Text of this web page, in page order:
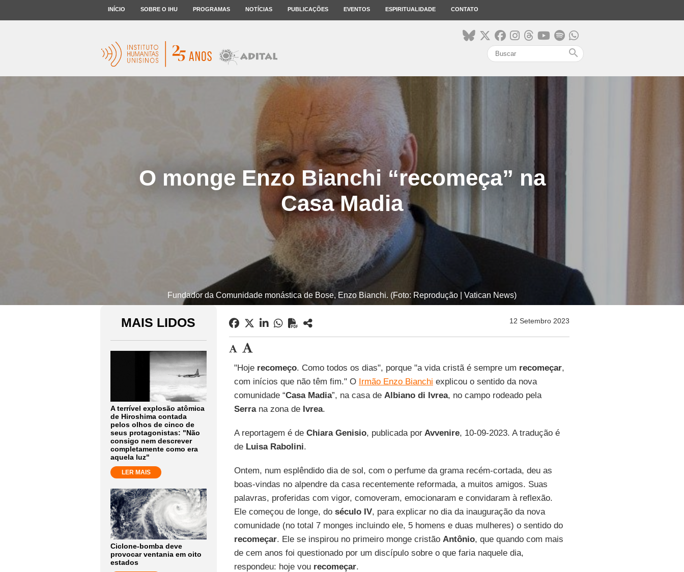
INÍCIO SOBRE O IHU PROGRAMAS NOTÍCIAS PUBLICAÇÕES EVENTOS ESPIRITUALIDADE CONTATO
search
O monge Enzo Bianchi “recomeça” na
Casa Madia
Fundador da Comunidade monástica de Bose, Enzo Bianchi. (Foto: Reprodução | Vatican News)
MAIS LIDOS
A terrível explosão atômica
de Hiroshima contada
pelos olhos de cinco de
seus protagonistas: "Não
consigo nem descrever
completamente como era
aquela luz"
LER MAIS
Ciclone-bomba deve
provocar ventania em oito
estados
12 Setembro 2023
"Hojerecomeço. Como todos os dias", porque "a vida cristã é sempre um recomeçar,
com inícios que não têm fim." O Irmão Enzo Bianchi explicou o sentido da nova
comunidade “Casa Madia”, na casa de Albiano di Ivrea, no campo rodeado pela
Serrana zona deIvrea.
A reportagem é de Chiara Genisio, publicada por Avvenire, 10-09-2023. A tradução é
de Luisa Rabolini.
Ontem, num esplêndido dia de sol, com o perfume da grama recém-cortada, deu as
boas-vindas no alpendre da casa recentemente reformada, a muitos amigos. Suas
palavras, proferidas com vigor, comoveram, emocionaram e convidaram à reflexão.
Ele começou de longe, do século IV, para explicar no dia da inauguração da nova
comunidade (no total 7 monges incluindo ele, 5 homens e duas mulheres) o sentido do
recomeçar. Ele se inspirou no primeiro monge cristão Antônio, que quando com mais
de cem anos foi questionado por um discípulo sobre o que faria naquele dia,
respondeu: hoje vou recomeçar.